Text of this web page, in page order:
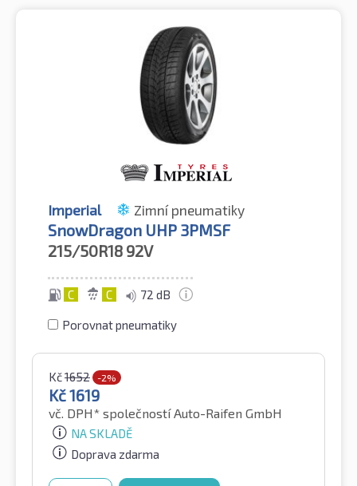
Imperial Zimní pneumatiky
SnowDragon UHP 3PMSF
215/50R18 92V
C C 72 dB
Porovnat pneumatiky
Kč1652 -2%
Kč1619
vč. DPH* společností Auto-Raifen GmbH
NA SKLADĚ
Doprava zdarma